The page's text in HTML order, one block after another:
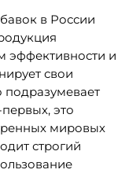
в России
эффективности и
свои
подразумевает
это
мировых
строгий